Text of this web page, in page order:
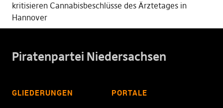
kritisieren Cannabisbeschlüsse des Ärztetages in
Hannover
Piratenpartei Niedersachsen
GLIEDERUNGEN PORTALE